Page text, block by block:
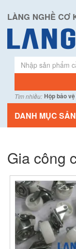
LÀNG NGHỀ CƠ
Tìm nhiều: Hộp bảo
DANH MỤC
Gia công